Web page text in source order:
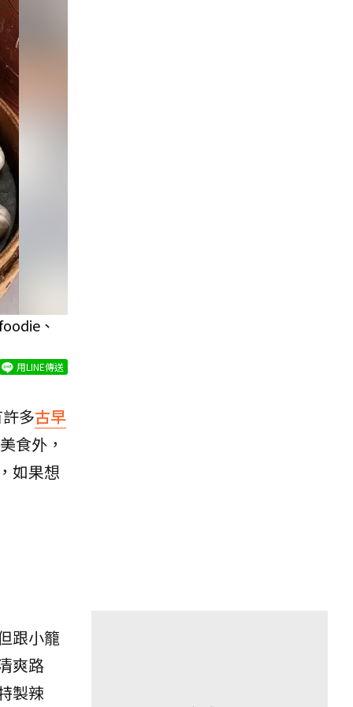
、
用LINE傳送
多古早
食外，
如果想
跟小籠
爽路
製辣